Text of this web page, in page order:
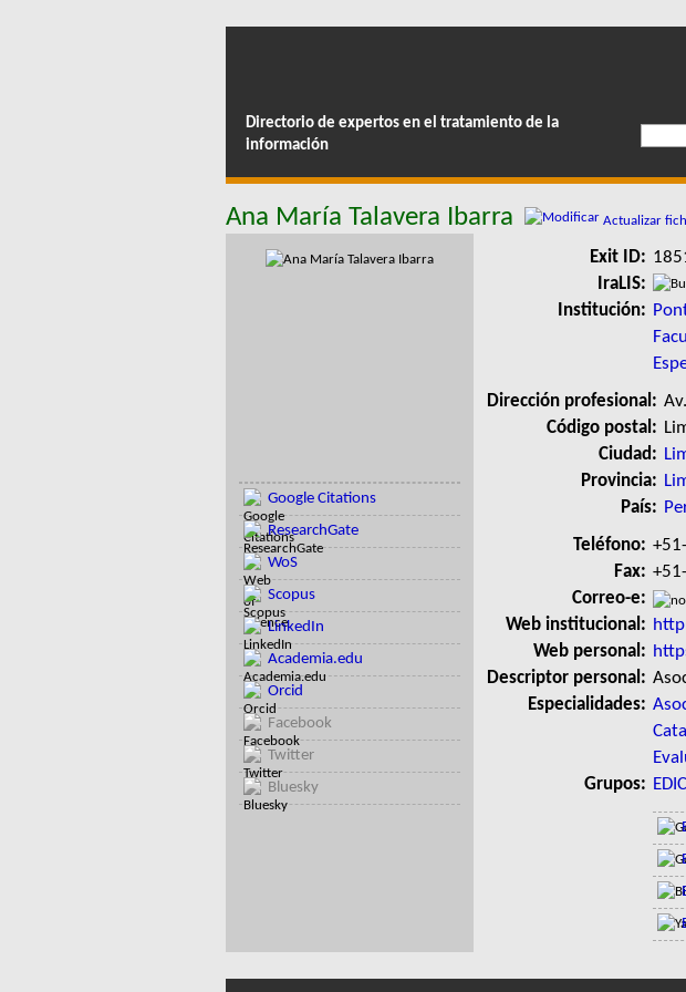
Directorio de expertos en el tratamiento de la
información
Ana María Talavera Ibarra Actualizar
Google Citations
ResearchGate
WoS
Scopus
LinkedIn
Academia.edu
Orcid
Facebook
Twitter
Bluesky
Exit ID:
IraLIS:
Institución:
Dirección profesional:
Código postal:
Ciudad:
Provincia:
País:
Teléfono:
Fax:
Correo-e:
Web institucional:
Web personal:
Descriptor personal:
Especialidades:
Grupos: